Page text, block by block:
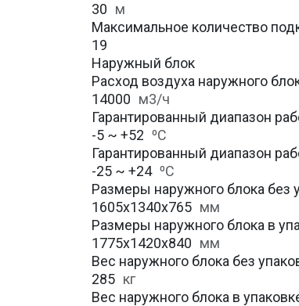
30 м
Максимальное количество
19
Наружный блок
Расход воздуха наружного
14000 м3/ч
Гарантированный диапазон
-5 ~ +52 ⁰С
Гарантированный диапазон
-25 ~ +24 ⁰С
Размеры наружного блока без
1605x1340x765 мм
Размеры наружного блока в
1775x1420x840 мм
Вес наружного блока без
285 кг
Вес наружного блока в